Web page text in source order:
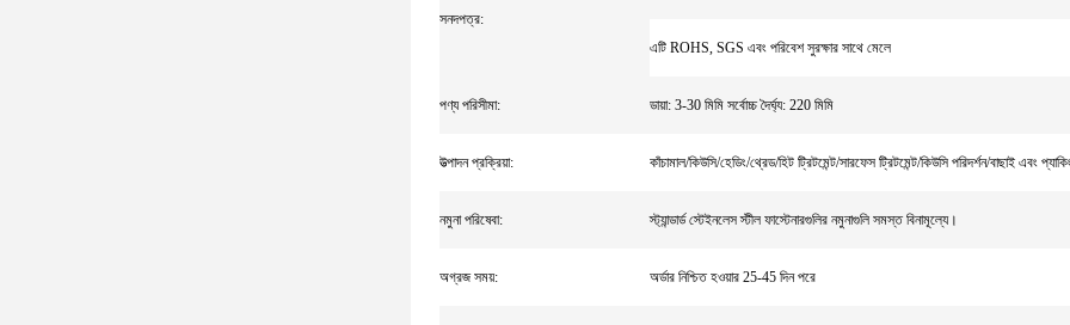
সনদপত্র:
এটি ROHS, SGS এবং পরিবেশ সুরক্ষার সাথে মেলে
পণ্য পরিসীমা: ডায়া: 3-30 মিমি সর্বোচ্চ দৈর্ঘ্য: 220 মিমি
উত্পাদন প্রক্রিয়া: কাঁচামাল/কিউসি/হেডিং/থ্রেড/হিট ট্রিটমেন্ট/সারফেস ট্রিটমেন্ট/কিউসি পরিদর্শন/বাছাই এবং
নমুনা পরিষেবা: স্ট্যান্ডার্ড স্টেইনলেস স্টীল ফাস্টেনারগুলির নমুনাগুলি সমস্ত বিনামূল্যে।
অগ্রজ সময়: অর্ডার নিশ্চিত হওয়ার 25-45 দিন পরে